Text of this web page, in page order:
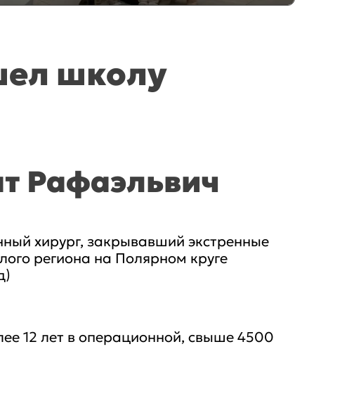
школу
Рафаэльвич
хирург, закрывавший экстренные
региона на Полярном круге
12 лет в операционной, свыше 4500